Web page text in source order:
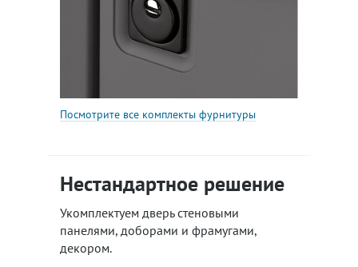
Посмотрите все комплекты фурнитуры
Нестандартное решение
Укомплектуем дверь стеновыми
панелями, доборами и фрамугами,
декором.